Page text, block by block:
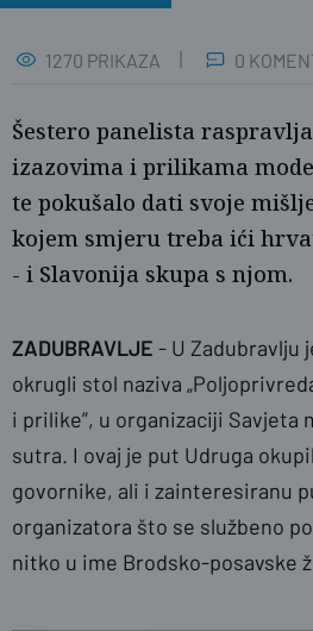
1270 PRIKAZA 0
Šestero panelista
izazovima i prilikama
te pokušalo dati svoje
kojem smjeru treba ići
- i Slavonija skupa s njom.
ZADUBRAVLJE - U Zadubravlju
okrugli stol naziva
i prilike”, u organizaciji Savjeta
sutra. I ovaj je put Udruga
govornike, ali i zainteresiranu
organizatora što se službeno
nitko u ime Brodsko-posavske